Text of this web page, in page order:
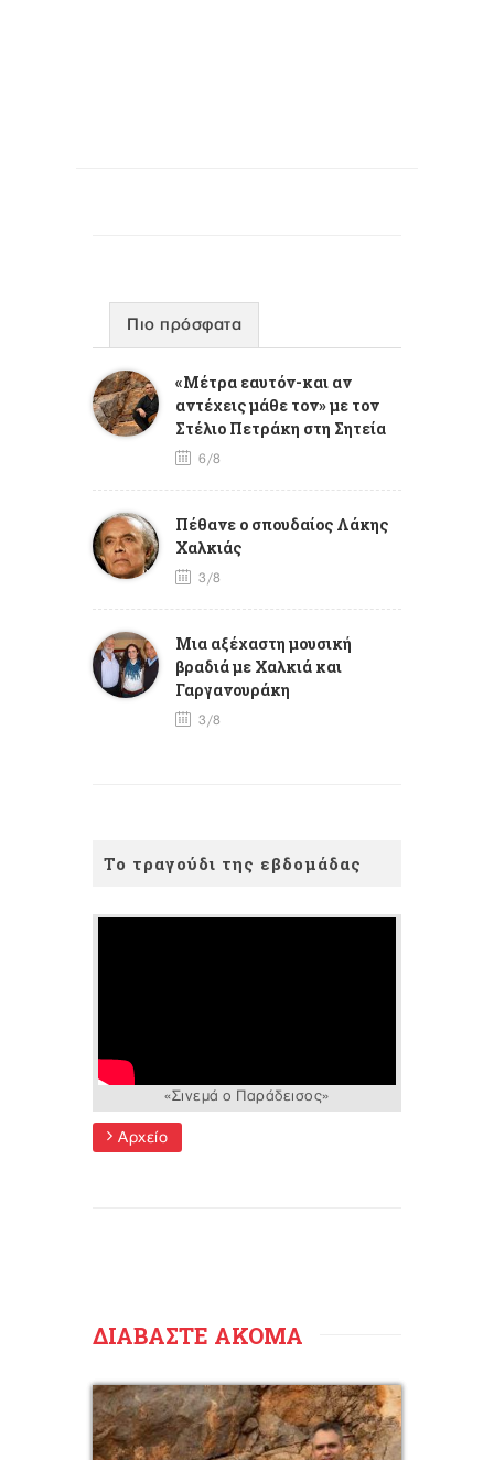
Πιο πρόσφατα
«Μέτρα εαυτόν-και αν
αντέχεις μάθε τον» με τον
Στέλιο Πετράκη στη Σητεία
6/8
Πέθανε ο σπουδαίος Λάκης
Χαλκιάς
3/8
Mια αξέχαστη μουσική
βραδιά με Χαλκιά και
Γαργανουράκη
3/8
Το τραγούδι της εβδομάδας
«Σινεμά ο Παράδεισος»
Αρχείο
ΔΙΑΒΑΣΤΕ ΑΚΟΜΑ